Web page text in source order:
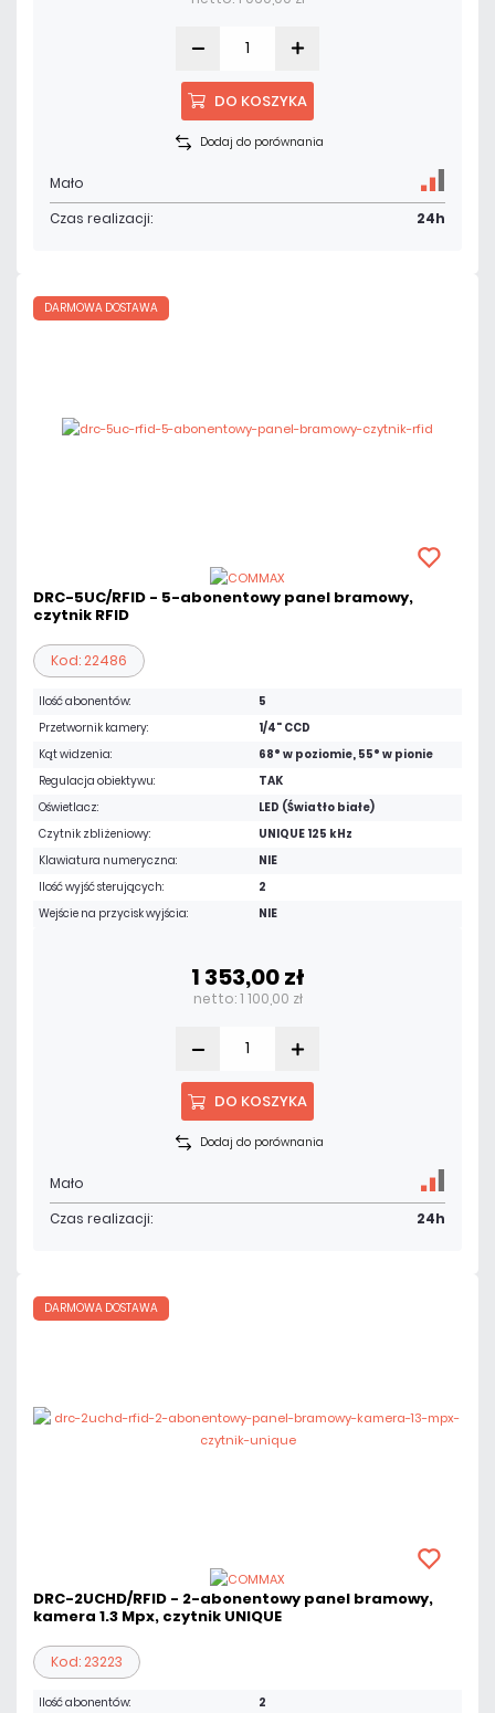
DO KOSZYKA
Dodaj do porównania
Mało
Czas realizacji:
24h
DARMOWA DOSTAWA
DRC-5UC/RFID - 5-abonentowy panel bramowy,
czytnik RFID
Kod: 22486
Ilość abonentów:
5
Przetwornik kamery:
1/4" CCD
Kąt widzenia:
68° w poziomie, 55° w pionie
Regulacja obiektywu:
TAK
Oświetlacz:
LED (Światło białe)
Czytnik zbliżeniowy:
UNIQUE 125 kHz
Klawiatura numeryczna:
NIE
Ilość wyjść sterujących:
2
Wejście na przycisk wyjścia:
NIE
1 353,00 zł
netto: 1 100,00 zł
DO KOSZYKA
Dodaj do porównania
Mało
Czas realizacji:
24h
DARMOWA DOSTAWA
DRC-2UCHD/RFID - 2-abonentowy panel bramowy,
kamera 1.3 Mpx, czytnik UNIQUE
Kod: 23223
Ilość abonentów:
2